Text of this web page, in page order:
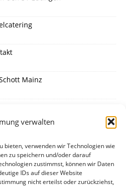
verwalten
bieten, verwenden wir Technologien wie
zu speichern und/oder darauf
zustimmst, können wir Daten
IDs auf dieser Website
nicht erteilst oder zurückziehst,
Mainz